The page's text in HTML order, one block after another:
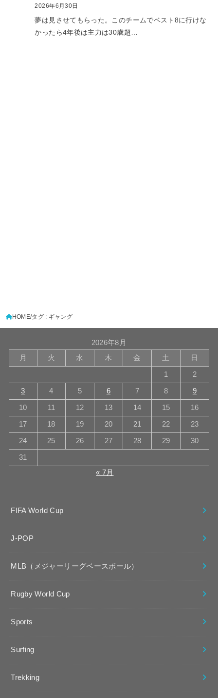
2026年6月30日
夢は見させてもらった。このチームでベスト8に行けな
かったら4年後は主力は30歳超…
HOME タグ : ギャング
2026年8月
月
火 水 木 金 土 日
1 2
3 4 5 6 7 8 9
10 11 12 13 14 15 16
17 18 19 20 21 22 23
24 25 26 27 28 29 30
31
« 7月
FIFA World Cup
J-POP
MLB（メジャーリーグベースボール）
Rugby World Cup
Sports
Surfing
Trekking